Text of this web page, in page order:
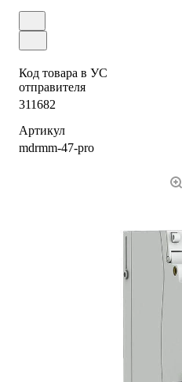
Код товара в УС
отправителя
311682
Артикул
mdrmm-47-pro